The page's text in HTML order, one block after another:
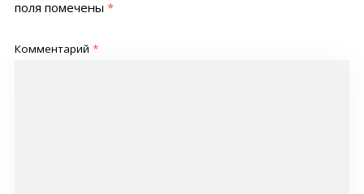
поля помечены *
Комментарий *